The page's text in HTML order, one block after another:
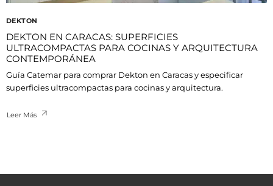
DEKTON
DEKTON EN CARACAS: SUPERFICIES
ULTRACOMPACTAS PARA COCINAS Y ARQUITECTURA
CONTEMPORÁNEA
Guía Catemar para comprar Dekton en Caracas y especificar
superficies ultracompactas para cocinas y arquitectura.
Leer Más